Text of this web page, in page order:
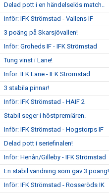
Delad pott i en händelselös match..
Inför: IFK Strömstad - Vallens IF
3 poäng på Skarsjövallen!
Inför: Groheds IF - IFK Strömstad
Tung vinst i Lane!
Inför: IFK Lane - IFK Strömstad
3 stabila pinnar!
Inför: IFK Strömstad - HAIF 2
Stabil seger i höstpremiären.
Inför: IFK Strömstad - Hogstorps IF
Delad pott i seriefinalen!
Inför: Henån/Gilleby - IFK Strömstad
En stabil vändning som gav 3 poäng!
Inför: IFK Strömstad - Rosseröds IK